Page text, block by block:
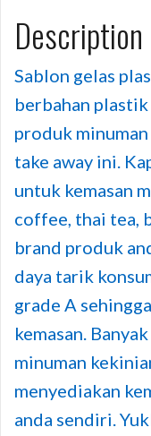
Description
Sablon gelas
berbahan
produk minuman
take away ini.
untuk kemasan
coffee, thai tea,
brand produk
daya tarik
grade A
kemasan.
minuman
menyediakan
anda sendiri.